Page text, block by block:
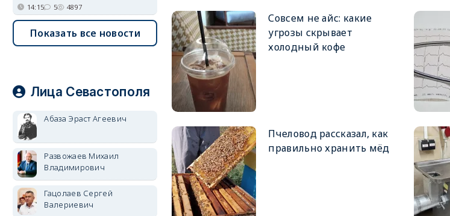
Совсем не айс: какие
угрозы скрывает
холодный кофе
Пчеловод рассказал, как
правильно хранить мёд
14:15 5 4897
Показать все новости
Лица Севастополя
Абаза Эраст Агеевич
Развожаев Михаил
Владимирович
Гацолаев Сергей
Валериевич